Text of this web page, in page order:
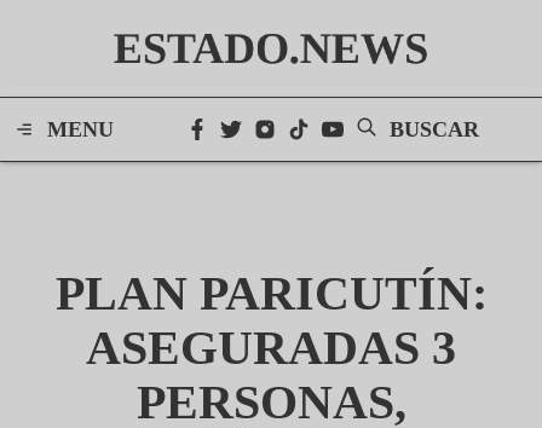
ESTADO.NEWS
MENU BUSCAR
PLAN PARICUTÍN:
ASEGURADAS 3
PERSONAS,